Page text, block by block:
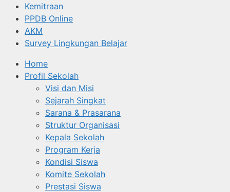
Kemitraan
PPDB Online
AKM
Survey Lingkungan Belajar
Home
Profil Sekolah
Visi dan Misi
Sejarah Singkat
Sarana & Prasarana
Struktur Organisasi
Kepala Sekolah
Program Kerja
Kondisi Siswa
Komite Sekolah
Prestasi Siswa